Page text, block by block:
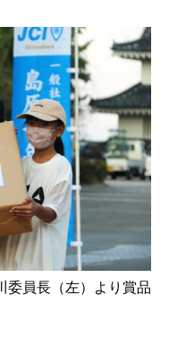
委員長（左）より賞品